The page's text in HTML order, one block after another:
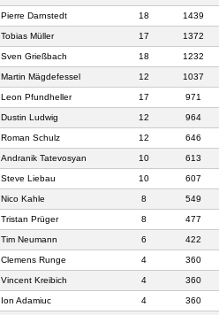
Pierre Darnstedt 18 1439
Tobias Müller 17 1372
Sven Grießbach 18 1232
Martin Mägdefessel 12 1037
Leon Pfundheller 17 971
Dustin Ludwig 12 964
Roman Schulz 12 646
Andranik Tatevosyan 10 613
Steve Liebau 10 607
Nico Kahle 8 549
Tristan Prüger 8 477
Tim Neumann 6 422
Clemens Runge 4 360
Vincent Kreibich 4 360
Ion Adamiuc 4 360